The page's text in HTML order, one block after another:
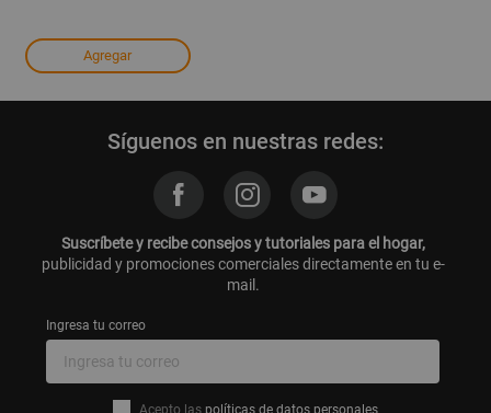
Agregar
Síguenos en nuestras redes:
Suscríbete y recibe consejos y tutoriales para el hogar,
publicidad y promociones comerciales directamente en tu e-
mail.
Ingresa tu correo
Acepto las políticas de datos personales